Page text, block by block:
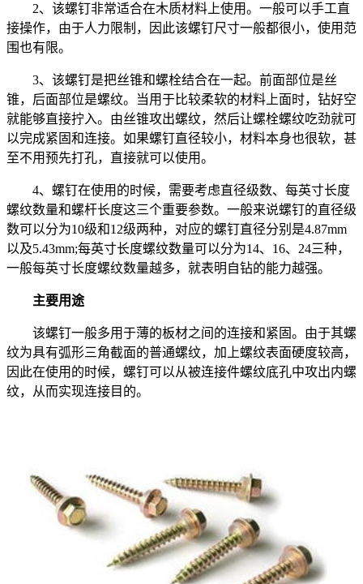
2、该螺钉非常适合在木质材料上使用。一般可以手工直
接操作，由于人力限制，因此该螺钉尺寸一般都很小，使用范
围也有限。
3、该螺钉是把丝锥和螺栓结合在一起。前面部位是丝
锥，后面部位是螺纹。当用于比较柔软的材料上面时，钻好空
就能够直接拧入。由丝锥攻出螺纹，然后让螺栓螺纹吃劲就可
以完成紧固和连接。如果螺钉直径较小，材料本身也很软，甚
至不用预先打孔，直接就可以使用。
4、螺钉在使用的时候，需要考虑直径级数、每英寸长度
螺纹数量和螺杆长度这三个重要参数。一般来说螺钉的直径级
数可以分为10级和12级两种，对应的螺钉直径分别是4.87mm
以及5.43mm;每英寸长度螺纹数量可以分为14、16、24三种，
一般每英寸长度螺纹数量越多，就表明自钻的能力越强。
主要用途
该螺钉一般多用于薄的板材之间的连接和紧固。由于其螺
纹为具有弧形三角截面的普通螺纹，加上螺纹表面硬度较高，
因此在使用的时候，螺钉可以从被连接件螺纹底孔中攻出内螺
纹，从而实现连接目的。